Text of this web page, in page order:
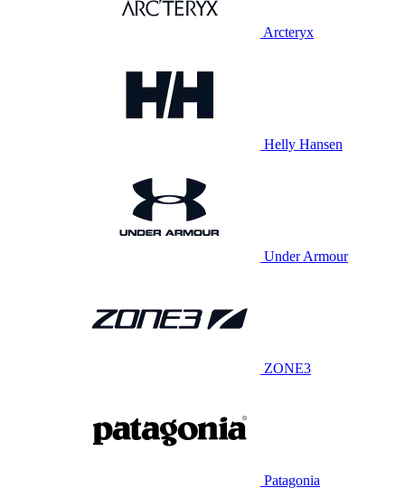
Arcteryx
Helly Hansen
Under Armour
ZONE3
Patagonia